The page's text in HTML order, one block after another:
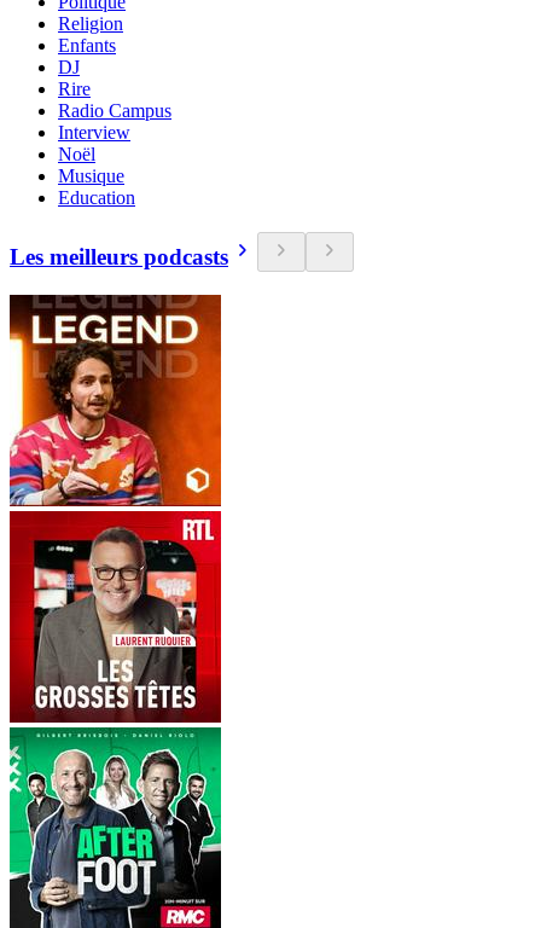
Religion
Enfants
DJ
Rire
Radio Campus
Interview
Noël
Musique
Education
Les meilleurs podcasts